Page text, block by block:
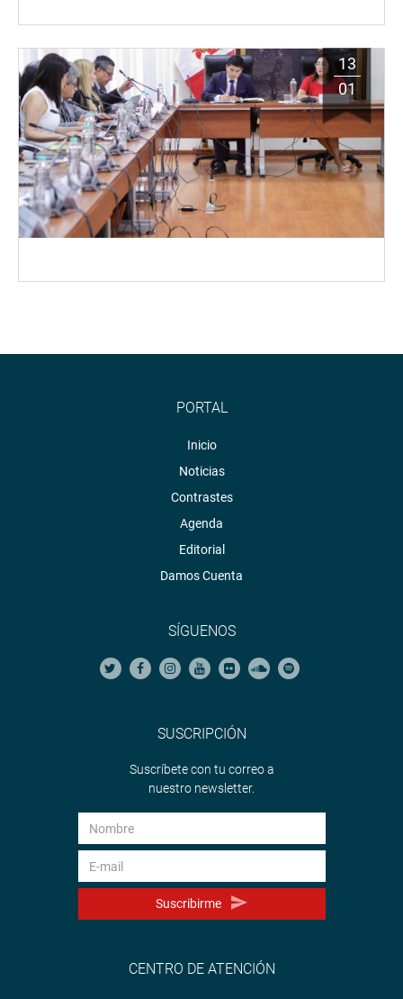
13
01
PORTAL
Inicio
Noticias
Contrastes
Agenda
Editorial
Damos Cuenta
SÍGUENOS
SUSCRIPCIÓN
Suscríbete con tu correo a
nuestro newsletter.
Suscribirme
CENTRO DE ATENCIÓN